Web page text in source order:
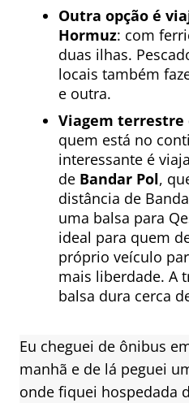
Outra opção é
Hormuz: com
duas ilhas.
locais também
e outra.
Viagem terrestre
quem está no
interessante é
de Bandar Pol,
distância de
uma balsa para
ideal para quem
próprio veículo
mais liberdade. A
balsa dura cerca
Eu cheguei de ônibus
manhã e de lá peguei
onde fiquei hospedada